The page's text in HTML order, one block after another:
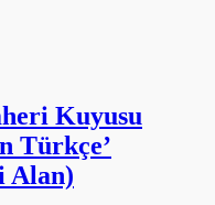
Kuyusu
Türkçe’
Alan)